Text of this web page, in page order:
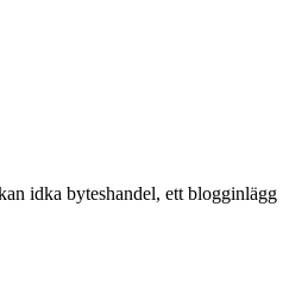
idka byteshandel, ett blogginlägg